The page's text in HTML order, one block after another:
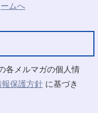
各メルマガの個人情
保護方針 に基づき